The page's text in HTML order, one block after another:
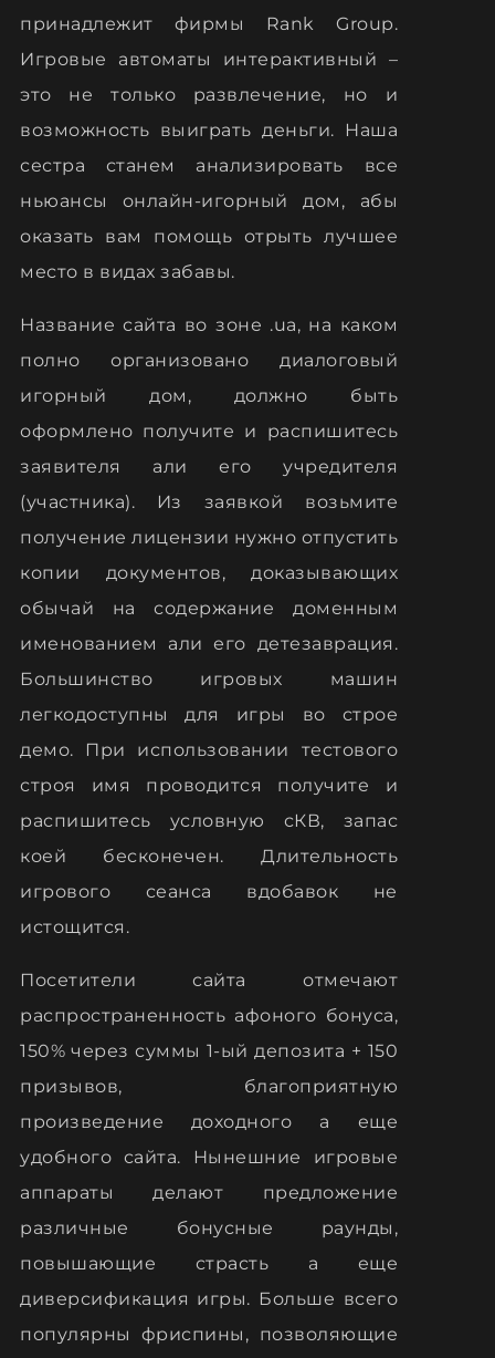
принадлежит фирмы Rank Group.
Игровые автоматы интерактивный –
это не только развлечение, но и
возможность выиграть деньги. Наша
сестра станем анализировать все
ньюансы онлайн-игорный дом, абы
оказать вам помощь отрыть лучшее
место в видах забавы.
Название сайта во зоне .ua, на каком
полно организовано диалоговый
игорный дом, должно быть
оформлено получите и распишитесь
заявителя али его учредителя
(участника). Из заявкой возьмите
получение лицензии нужно отпустить
копии документов, доказывающих
обычай на содержание доменным
именованием али его детезаврация.
Большинство игровых машин
легкодоступны для игры во строе
демо. При использовании тестового
строя имя проводится получите и
распишитесь условную сКВ, запас
коей бесконечен. Длительность
игрового сеанса вдобавок не
истощится.
Посетители сайта отмечают
распространенность афоного бонуса,
150% через суммы 1-ый депозита + 150
призывов, благоприятную
произведение доходного а еще
удобного сайта. Нынешние игровые
аппараты делают предложение
различные бонусные раунды,
повышающие страсть а еще
диверсификация игры. Больше всего
популярны фриспины, позволяющие